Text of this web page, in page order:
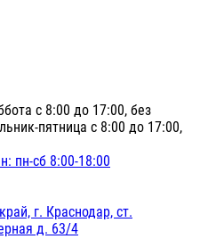
с 8:00 до 17:00, без
пятница с 8:00 до 17:00,
пн-сб 8:00-18:00
г. Краснодар, ст.
д. 63/4